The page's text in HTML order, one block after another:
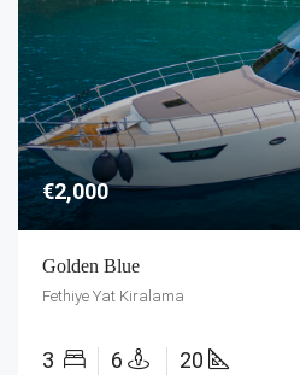
€2,000
Golden Blue
Fethiye Yat Kiralama
3 6 20